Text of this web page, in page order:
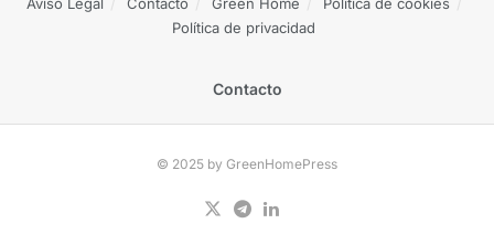
Política de privacidad
Contacto
© 2025 by GreenHomePress